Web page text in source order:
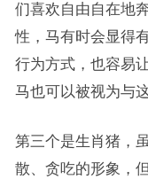
们喜欢自由自在地
性，马有时会显得
行为方式，也容易
马也可以被视为与
第三个是生肖猪，
散、贪吃的形象，